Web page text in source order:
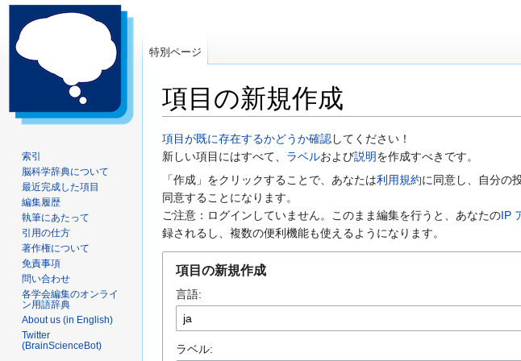
項目の新規作成
ナ
ビ
ゲ
ー
シ
ョ
検
索
に
移
動
項目が既に存在するかどうか確認してください！
新しい項目にはすべて、 ラベルおよび説明を作成すべきです。
「作成」をクリックすることで、あなたは利用規約に同意し、自分の
同意することになります。
ご注意：ログインしていません。このまま編集を行うと、あなたのIP
録されるし、複数の便利機能も使えるようになります。
項目の新規作成
言語:
ラベル:
特別ページ
索引
脳科学辞典について
最近完成した項目
編集履歴
執筆にあたって
引用の仕方
著作権について
免責事項
問い合わせ
各学会編集のオンライ
ン用語辞典
About us (in English)
Twitter
(BrainScienceBot)